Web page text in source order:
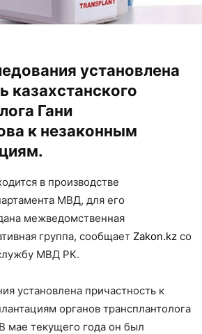
установлена
казахстанского
Гани
к незаконным
в производстве
МВД, для его
межведомственная
группа, сообщает Zakon.kz со
МВД РК.
установлена причастность к
органов трансплантолога
мае текущего года он был